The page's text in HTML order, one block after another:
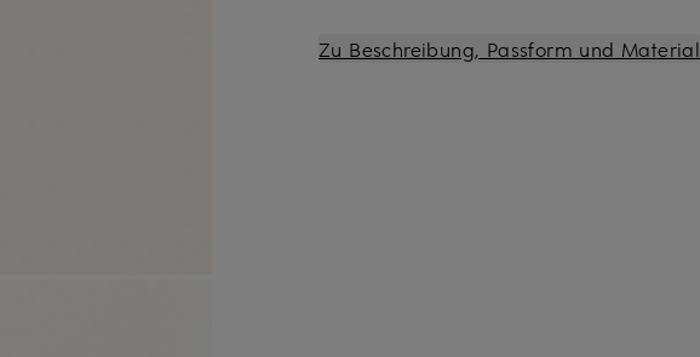
Zu Beschreibung, Passform und Material